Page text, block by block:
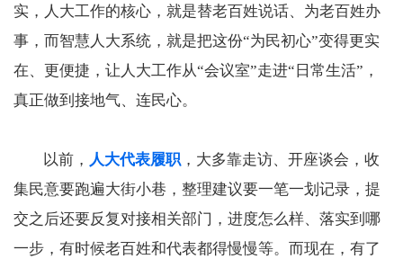
实，人大工作的核心，就是替老百姓说话、为老百姓办
事，而智慧人大系统，就是把这份“为民初心”变得更实
在、更便捷，让人大工作从“会议室”走进“日常生活”，
真正做到接地气、连民心。
以前， 人大代表履职 ，大多靠走访、开座谈会，收
集民意要跑遍大街小巷，整理建议要一笔一划记录，提
交之后还要反复对接相关部门，进度怎么样、落实到哪
一步，有时候老百姓和代表都得慢慢等。而现在，有了